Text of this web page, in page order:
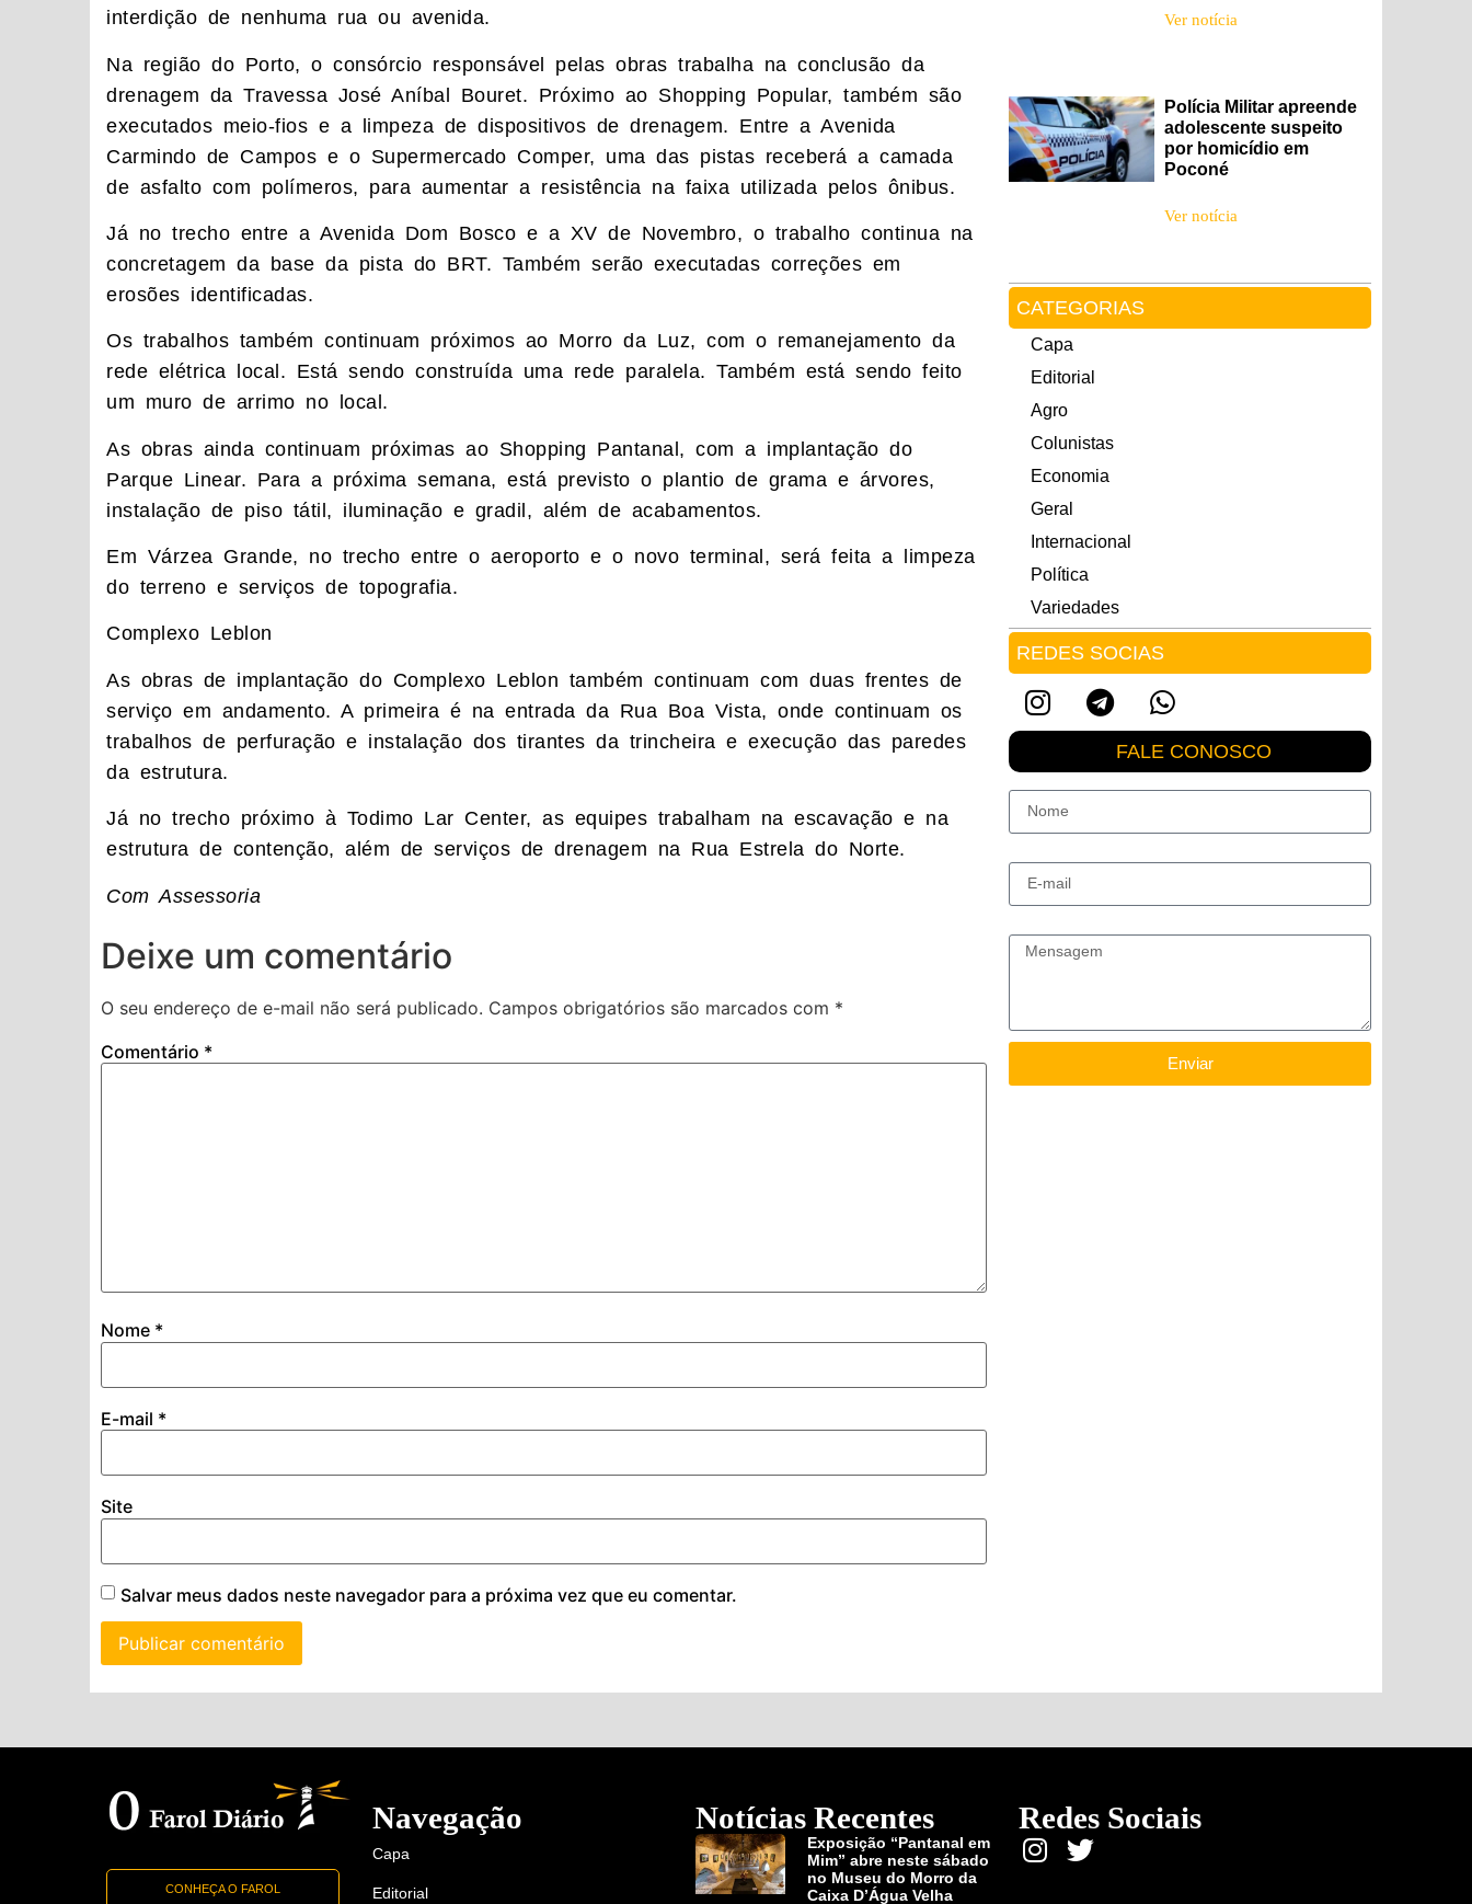
interdição de nenhuma rua ou avenida.
Na região do Porto, o consórcio responsável pelas obras trabalha na conclusão da
drenagem da Travessa José Aníbal Bouret. Próximo ao Shopping Popular, também são
executados meio-fios e a limpeza de dispositivos de drenagem. Entre a Avenida
Carmindo de Campos e o Supermercado Comper, uma das pistas receberá a camada
de asfalto com polímeros, para aumentar a resistência na faixa utilizada pelos ônibus.
Já no trecho entre a Avenida Dom Bosco e a XV de Novembro, o trabalho continua na
concretagem da base da pista do BRT. Também serão executadas correções em
erosões identificadas.
Os trabalhos também continuam próximos ao Morro da Luz, com o remanejamento da
rede elétrica local. Está sendo construída uma rede paralela. Também está sendo feito
um muro de arrimo no local.
As obras ainda continuam próximas ao Shopping Pantanal, com a implantação do
Parque Linear. Para a próxima semana, está previsto o plantio de grama e árvores,
instalação de piso tátil, iluminação e gradil, além de acabamentos.
Em Várzea Grande, no trecho entre o aeroporto e o novo terminal, será feita a limpeza
do terreno e serviços de topografia.
Complexo Leblon
As obras de implantação do Complexo Leblon também continuam com duas frentes de
serviço em andamento. A primeira é na entrada da Rua Boa Vista, onde continuam os
trabalhos de perfuração e instalação dos tirantes da trincheira e execução das paredes
da estrutura.
Já no trecho próximo à Todimo Lar Center, as equipes trabalham na escavação e na
estrutura de contenção, além de serviços de drenagem na Rua Estrela do Norte.
Com Assessoria
Deixe um comentário
O seu endereço de e-mail não será publicado. Campos obrigatórios são marcados com *
Comentário *
Nome *
E-mail *
Site
Salvar meus dados neste navegador para a próxima vez que eu comentar.
Ver notícia
Polícia Militar apreende
adolescente suspeito
por homicídio em
Poconé
Ver notícia
CATEGORIAS
Capa
Editorial
Agro
Colunistas
Economia
Geral
Internacional
Política
Variedades
REDES SOCIAS
FALE CONOSCO
Enviar
CONHEÇA O FAROL
Navegação
Capa
Editorial
Notícias Recentes
Exposição “Pantanal em
Mim” abre neste sábado
no Museu do Morro da
Caixa D’Água Velha
Redes Sociais